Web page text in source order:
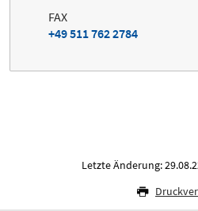
FAX
+49 511 762 2784
Letzte Änderung: